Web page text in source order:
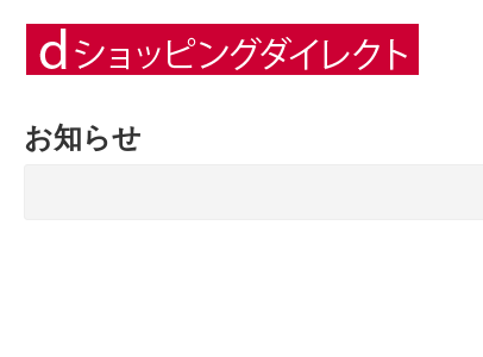
お知らせ